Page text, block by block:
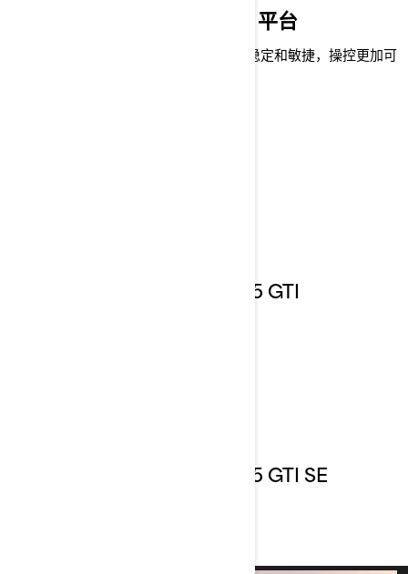
令人放心、乐趣十足的 GTI 平台
先进的 GTI 平台极具多功能性，且不失稳定和敏捷，操控更加可
2025 GTI
2025 GTI SE